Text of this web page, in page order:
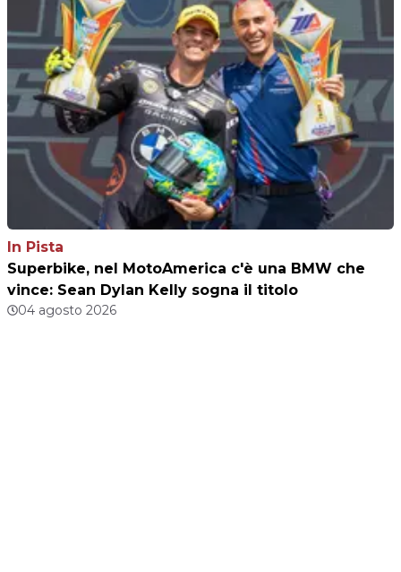
In Pista
Superbike, nel MotoAmerica c'è una BMW che
vince: Sean Dylan Kelly sogna il titolo
04 agosto 2026